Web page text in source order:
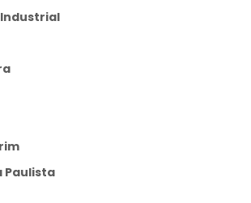
Industrial
Paulista